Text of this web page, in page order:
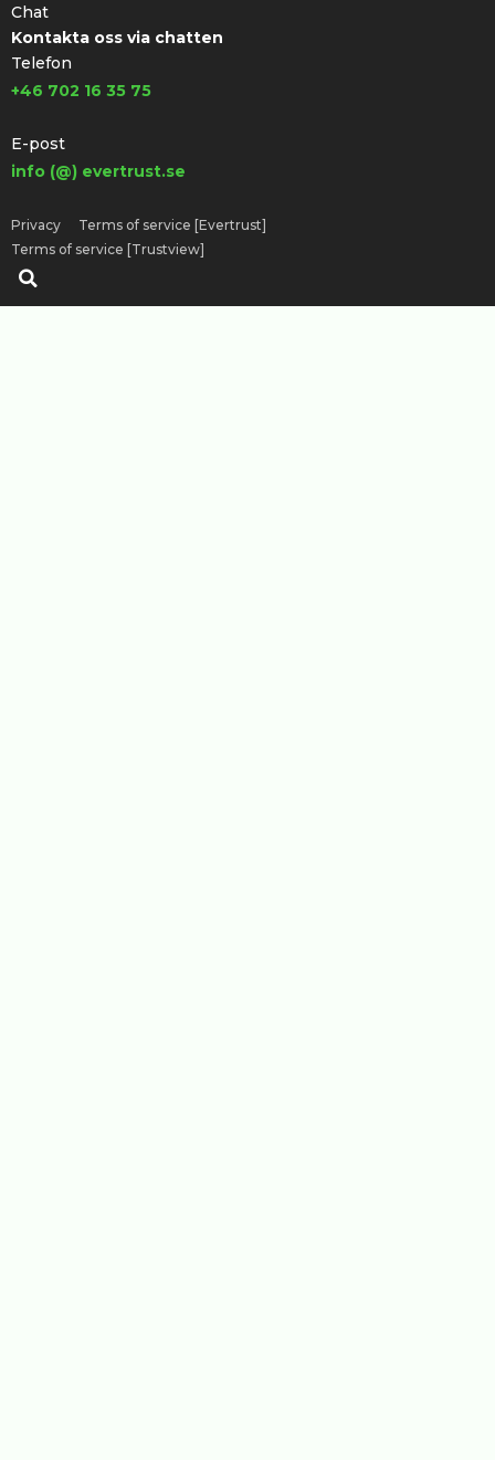
Chat
Kontakta oss via chatten
Telefon
+46 702 16 35 75
E-post
info (@) evertrust.se
Privacy
Terms of service [Evertrust]
Terms of service [Trustview]
Sök